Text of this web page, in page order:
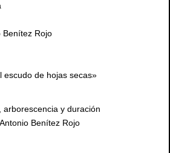
Benítez Rojo
escudo de hojas secas»
y duración
Benítez Rojo